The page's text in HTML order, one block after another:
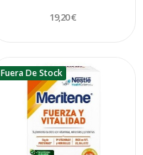
19,20 €
Fuera De Stock